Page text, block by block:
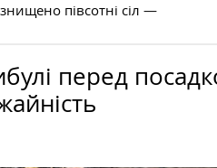
півсотні сіл —
перед